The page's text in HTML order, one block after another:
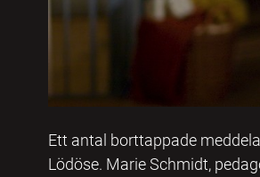
Ett antal borttappade
Lödöse. Marie Schmidt,